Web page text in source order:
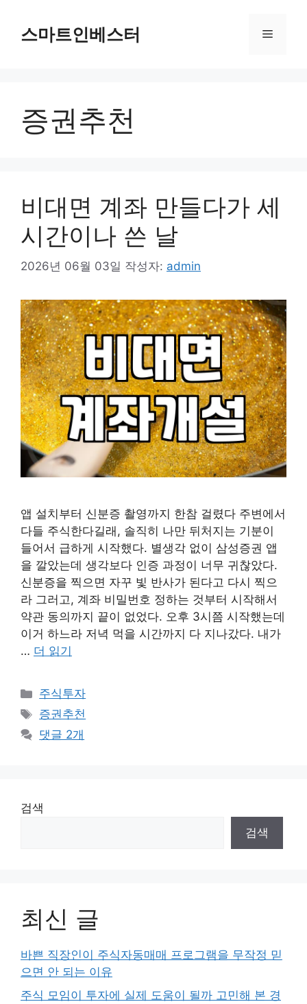
스마트인베스터 메
증권추천
비대면 계좌 만들다가 세
시간이나 쓴 날
2026년 06월 03일 작성자: admin
앱 설치부터 신분증 촬영까지 한참 걸렸다 주변에서
다들 주식한다길래, 솔직히 나만 뒤처지는 기분이
들어서 급하게 시작했다. 별생각 없이 삼성증권 앱
을 깔았는데 생각보다 인증 과정이 너무 귀찮았다.
신분증을 찍으면 자꾸 빛 반사가 된다고 다시 찍으
라 그러고, 계좌 비밀번호 정하는 것부터 시작해서
약관 동의까지 끝이 없었다. 오후 3시쯤 시작했는데
이거 하느라 저녁 먹을 시간까지 다 지나갔다. 내가
… 더 읽기
카
테
리
주식투자
태
그
증권추천
댓글 2개
검색
검색
최신 글
바쁜 직장인이 주식자동매매 프로그램을 무작정 믿
으면 안 되는 이유
주식 모임이 투자에 실제 도움이 될까 고민해 본 경